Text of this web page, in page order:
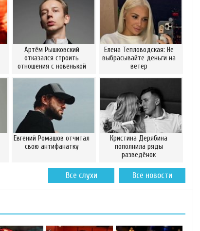
Артём Рышковский
отказался строить
отношения с новенькой
Елена Тепловодская: Не
выбрасывайте деньги на
ветер
Евгений Ромашов отчитал
свою антифанатку
Кристина Дерябина
пополнила ряды
разведёнок
Все новости
Все слухи